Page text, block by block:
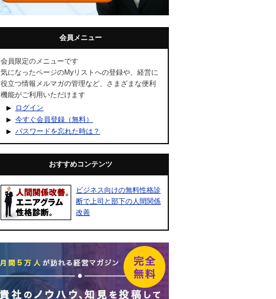
会員メニュー
会員限定のメニューです
気になったページのMyリストへの登録や、経営に
役立つ情報メルマガの管理など、さまざまな便利
機能がご利用いただけます
ログイン
今すぐ会員登録（無料）
パスワードを忘れた時は？
おすすめコンテンツ
ビジネス向けの無料性格診
断で上司と部下の人間関係
改善